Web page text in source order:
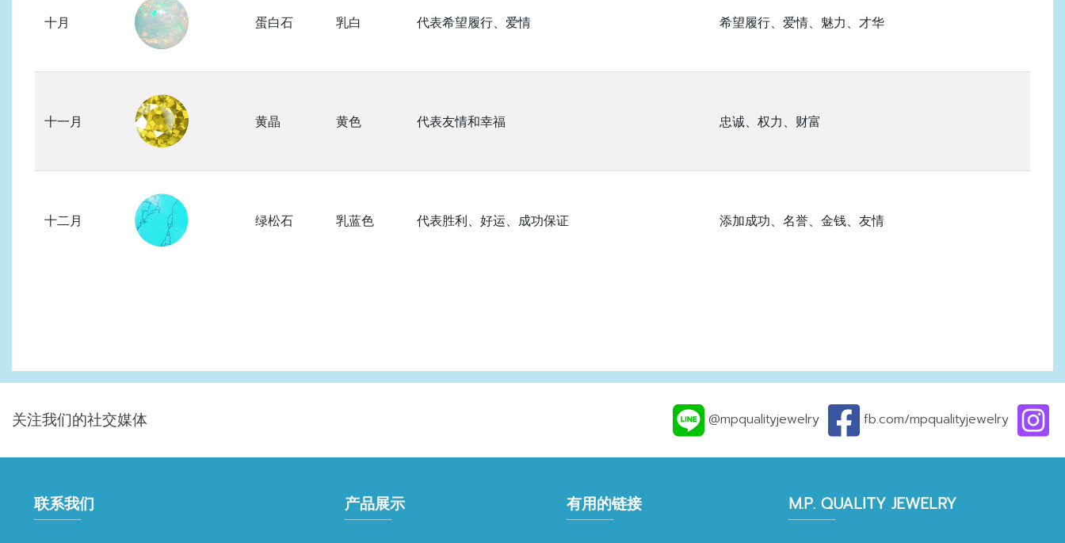
十月 蛋白石 乳白 代表希望履行、爱情 希望履行、爱情、魅力、才华
十一月 黄晶 黄色 代表友情和幸福 忠诚、权力、财富
十二月 绿松石 乳蓝色 代表胜利、好运、成功保证 添加成功、名誉、金钱、友情
关注我们的社交媒体 @mpqualityjewelry fb.com/mpqualityjewelry
联系我们 产品展示 有用的链接 M.P. QUALITY JEWELRY